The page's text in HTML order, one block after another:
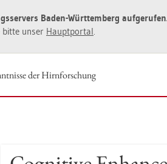
Baden-Würt­tem­berg
bitte unser Haupt­por­tal.
der Hirn­for­schung